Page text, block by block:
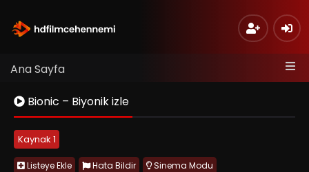
Ana Sayfa
Bionic – Biyonik izle
Kaynak 1
Listeye Ekle Hata Bildir Sinema Modu